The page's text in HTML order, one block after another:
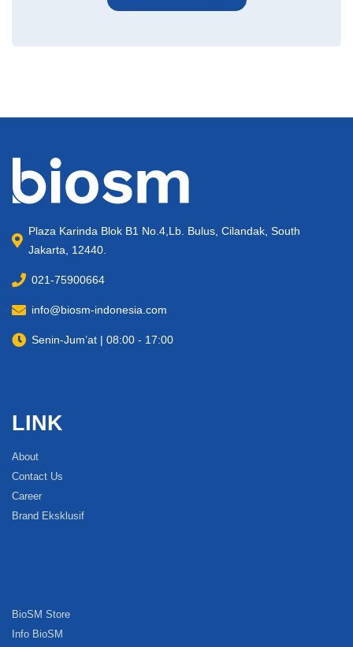
Plaza Karinda Blok B1 No.4,Lb. Bulus, Cilandak, South
Jakarta, 12440.
021-75900664
info@biosm-indonesia.com
Senin-Jum’at | 08:00 - 17:00
LINK
About
Contact Us
Career
Brand Eksklusif
BioSM Store
Info BioSM